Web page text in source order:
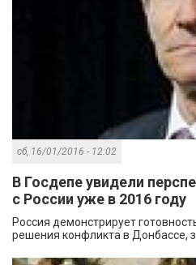
сб, 16/01/2016 - 12:02
В Госдепе увидели
с России уже в 2016 году
Россия демонстрирует
решения конфликта в Донбассе,